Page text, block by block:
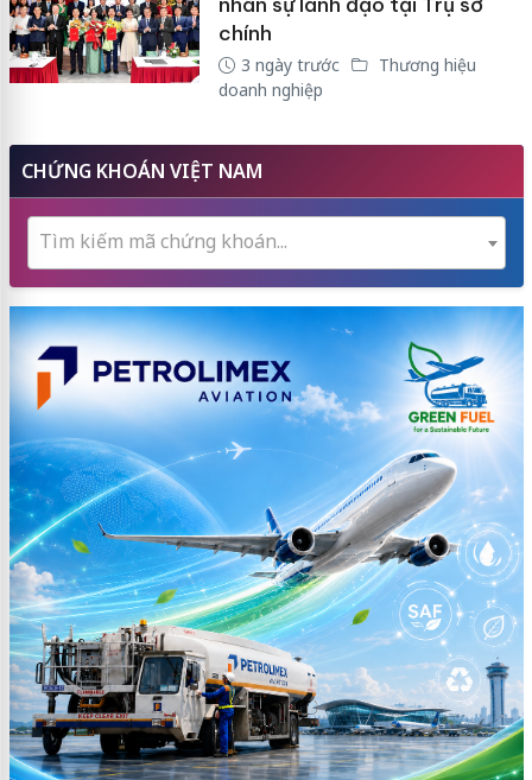
chính
3 ngày trước
Thương hiệu
doanh nghiệp
CHỨNG KHOÁN VIỆT NAM
Tìm kiếm mã chứng khoán...